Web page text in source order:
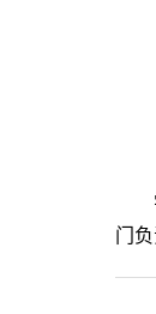
门